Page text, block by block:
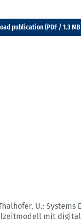
publication (PDF / 1.3
U.: Systems
mit